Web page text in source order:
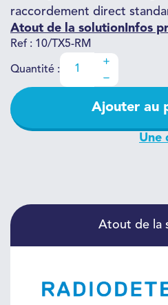
raccordement direct
Atout de la solution Infos
Ref : 10/TX5-RM
Quantité :
Ajouter au
Une
Atout de la